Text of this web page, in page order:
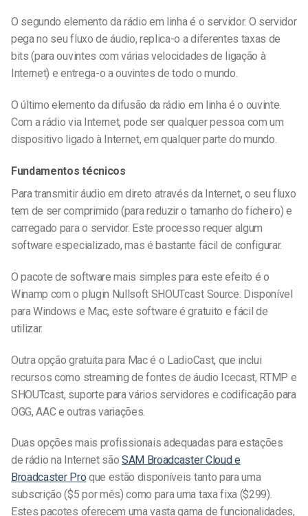
O segundo elemento da rádio em linha é o servidor. O servidor
pega no seu fluxo de áudio, replica-o a diferentes taxas de
bits (para ouvintes com várias velocidades de ligação à
Internet) e entrega-o a ouvintes de todo o mundo.
O último elemento da difusão da rádio em linha é o ouvinte.
Com a rádio via Internet, pode ser qualquer pessoa com um
dispositivo ligado à Internet, em qualquer parte do mundo.
Fundamentos técnicos
Para transmitir áudio em direto através da Internet, o seu fluxo
tem de ser comprimido (para reduzir o tamanho do ficheiro) e
carregado para o servidor. Este processo requer algum
software especializado, mas é bastante fácil de configurar.
O pacote de software mais simples para este efeito é o
Winamp com o plugin Nullsoft SHOUTcast Source. Disponível
para Windows e Mac, este software é gratuito e fácil de
utilizar.
Outra opção gratuita para Mac é o LadioCast, que inclui
recursos como streaming de fontes de áudio Icecast, RTMP e
SHOUTcast, suporte para vários servidores e codificação para
OGG, AAC e outras variações.
Duas opções mais profissionais adequadas para estações
de rádio na Internet são SAM Broadcaster Cloud e
Broadcaster Pro que estão disponíveis tanto para uma
subscrição ($5 por mês) como para uma taxa fixa ($299).
Estes pacotes oferecem uma vasta gama de funcionalidades,